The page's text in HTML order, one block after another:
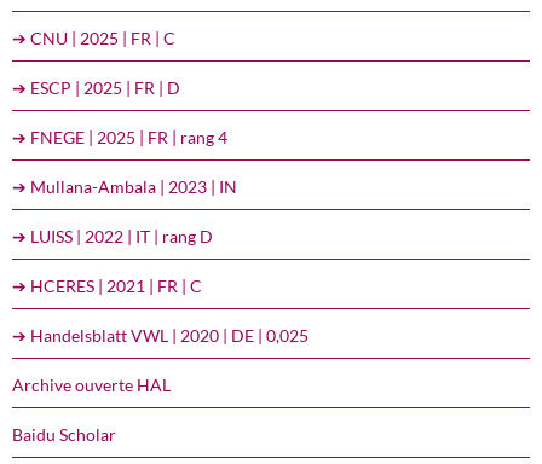
➔ CNU | 2025 | FR | C
➔ ESCP | 2025 | FR | D
➔ FNEGE | 2025 | FR | rang 4
➔ Mullana-Ambala | 2023 | IN
➔ LUISS | 2022 | IT | rang D
➔ HCERES | 2021 | FR | C
➔ Handelsblatt VWL | 2020 | DE | 0,025
Archive ouverte HAL
Baidu Scholar